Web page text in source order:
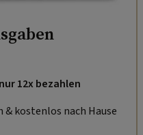
12x bezahlen
kostenlos nach Hause